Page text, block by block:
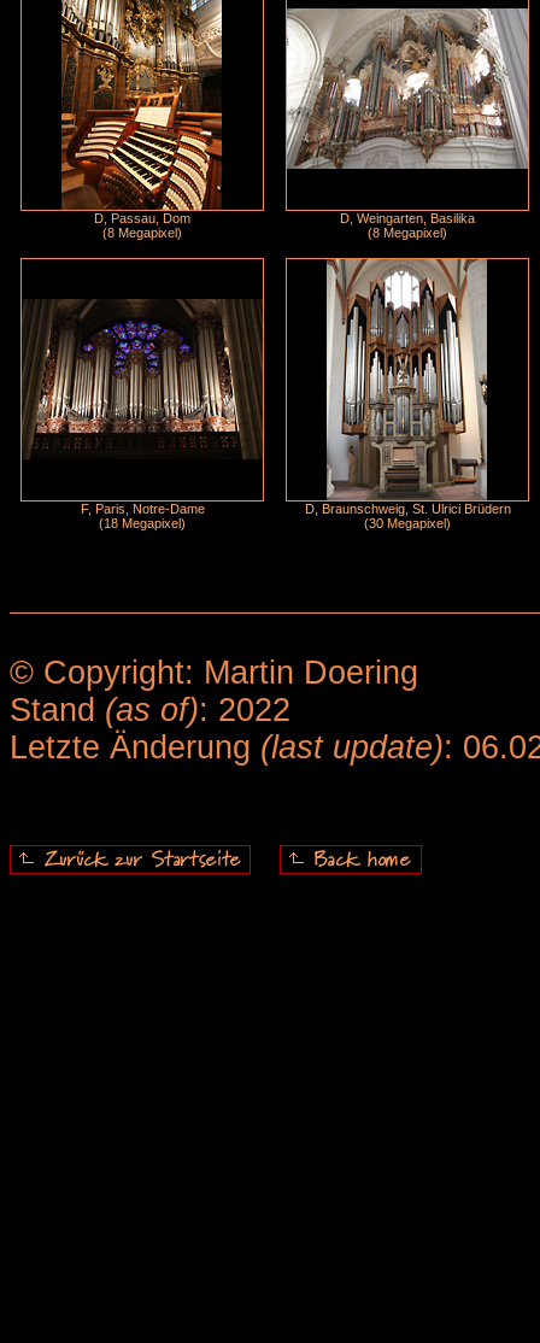
D, Passau, Dom
(8 Megapixel)
D, Weingarten, Basilika
(8 Megapixel)
F, Paris, Notre-Dame
(18 Megapixel)
D, Braunschweig, St. Ulrici Brüdern
(30 Megapixel)
© Copyright: Martin Doering
Stand (as of): 2022
Letzte Änderung (last update):